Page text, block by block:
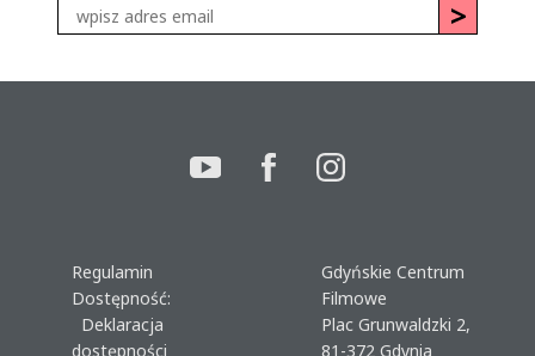
Regulamin
Dostępność:
Deklaracja
dostępności
Gdyńskie Centrum
Filmowe
Plac Grunwaldzki 2,
81-372 Gdynia